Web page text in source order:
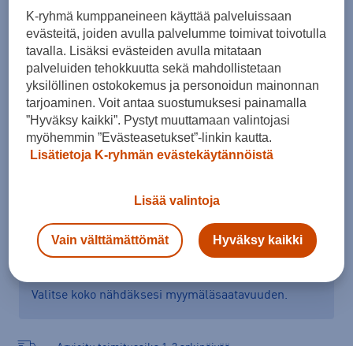
Koko
116 128 140 152 164 176
Kokotaulukko
Verkkokauppa: Myymälät: Saatavilla
Valitse koko nähdäksesi myymäläsaatavuuden.
K-ryhmä kumppaneineen käyttää palveluissaan
evästeitä, joiden avulla palvelumme toimivat toivotulla
tavalla. Lisäksi evästeiden avulla mitataan
palveluiden tehokkuutta sekä mahdollistetaan
yksilöllinen ostokokemus ja personoidun mainonnan
tarjoaminen. Voit antaa suostumuksesi painamalla
”Hyväksy kaikki”. Pystyt muuttamaan valintojasi
myöhemmin ”Evästeasetukset”-linkin kautta.
Lisätietoja K-ryhmän evästekäytännöistä
Lisää valintoja
Vain välttämättömät Hyväksy kaikki